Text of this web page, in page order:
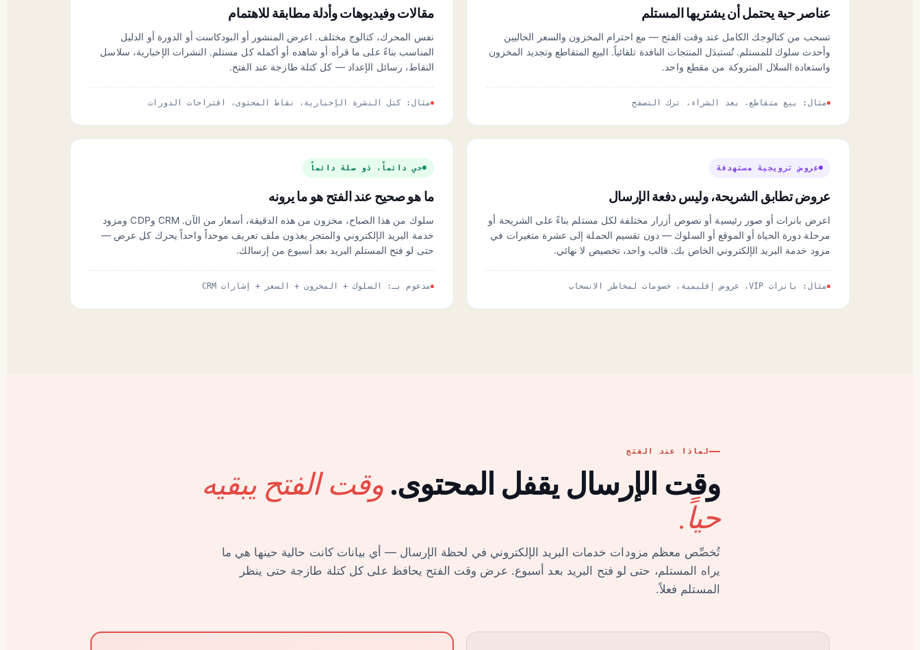
عناصر حية يحتمل أن يشتريها المستلم
تسحب من كتالوجك الكامل عند وقت الفتح — مع احترام المخزون والسعر الحاليين
وأحدث سلوك للمستلم. تُستبدَل المنتجات النافدة تلقائياً. البيع المتقاطع وتجديد المخزون
واستعادة السلال المتروكة من مقطع واحد.
مثال: بيع متقاطع، بعد الشراء، ترك التصفح
مقالات وفيديوهات وأدلة مطابقة للاهتمام
نفس المحرك، كتالوج مختلف. اعرض المنشور أو البودكاست أو الدورة أو الدليل
المناسب بناءً على ما قرأه أو شاهده أو أكمله كل مستلم. النشرات الإخبارية، سلاسل
النقاط، رسائل الإعداد — كل كتلة طازجة عند الفتح.
مثال: كتل النشرة الإخبارية، نقاط المحتوى، اقتراحات الدورات
عروض ترويجية مستهدفة
عروض تطابق الشريحة، وليس دفعة الإرسال
اعرض بانرات أو صور رئيسية أو نصوص أزرار مختلفة لكل مستلم بناءً على الشريحة أو
مرحلة دورة الحياة أو الموقع أو السلوك — دون تقسيم الحملة إلى عشرة متغيرات في
مزود خدمة البريد الإلكتروني الخاص بك. قالب واحد، تخصيص لا نهائي.
مثال: بانرات VIP، عروض إقليمية، خصومات لمخاطر الانسحاب
حي دائماً، ذو صلة دائماً
ما هو صحيح عند الفتح هو ما يرونه
سلوك من هذا الصباح، مخزون من هذه الدقيقة، أسعار من الآن. CRM وCDP ومزود
خدمة البريد الإلكتروني والمتجر يغذون ملف تعريف موحداً واحداً يحرك كل عرض —
حتى لو فتح المستلم البريد بعد أسبوع من إرسالك.
مدعوم بـ: السلوك + المخزون + السعر + إشارات CRM
لماذا عند الفتح
وقت الإرسال يقفل المحتوى.وقت الفتح يبقيه
حياً.
تُخصِّص معظم مزودات خدمات البريد الإلكتروني في لحظة الإرسال — أي بيانات كانت حالية حينها هي ما
يراه المستلم، حتى لو فتح البريد بعد أسبوع. عرض وقت الفتح يحافظ على كل كتلة طازجة حتى ينظر
المستلم فعلاً.